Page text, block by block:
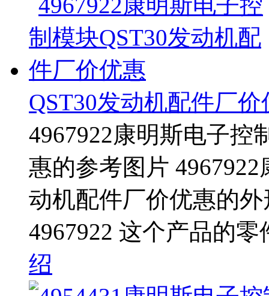
QST30发动机配件厂价
4967922康明斯电子控
惠的参考图片
动机配件厂价优惠的
4967922 这个产品的
绍